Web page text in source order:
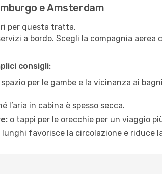
e Amsterdam
per questa tratta.
a bordo. Scegli la compagnia
consigli:
per le gambe e la vicinanza ai
l’aria in cabina è spesso secca.
o tappi per le orecchie per un viaggio
favorisce la circolazione e riduce